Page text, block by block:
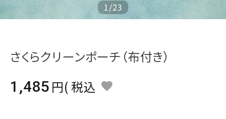
実店舗案内
最新のチラシはこちら
1/23
さくらクリーンポーチ（布付き）
1,485
税込